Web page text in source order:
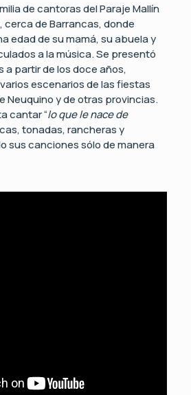
de cantoras del Paraje Mallín
cerca de Barrancas, donde
edad de su mamá, su abuela y
a la música. Se presentó
a partir de los doce años,
escenarios de las fiestas
Neuquino y de otras provincias.
cantar “lo que le nace de
tonadas, rancheras y
sus canciones sólo de manera